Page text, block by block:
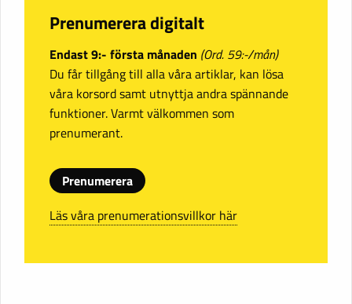
Prenumerera digitalt
Endast 9:- första månaden (Ord. 59:-/mån)
Du får tillgång till alla våra artiklar, kan lösa
våra korsord samt utnyttja andra spännande
funktioner. Varmt välkommen som
prenumerant.
Prenumerera
Läs våra prenumerationsvillkor här